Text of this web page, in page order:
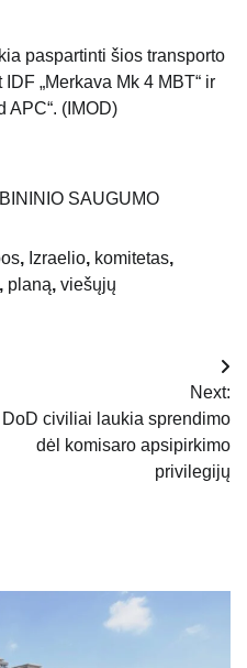
paspartinti šios transporto
„Merkava Mk 4 MBT“ ir
APC“. (IMOD)
SAUGUMO
, Izraelio, komitetas,
, planą, viešųjų
Next:
DoD civiliai laukia sprendimo
dėl komisaro apsipirkimo
privilegijų